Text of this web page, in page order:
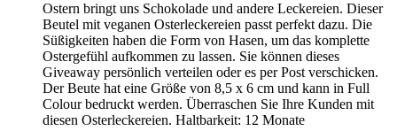
Ostern bringt uns Schokolade und andere Leckereien. Dieser
Beutel mit veganen Osterleckereien passt perfekt dazu. Die
Süßigkeiten haben die Form von Hasen, um das komplette
Ostergefühl aufkommen zu lassen. Sie können dieses
Giveaway persönlich verteilen oder es per Post verschicken.
Der Beute hat eine Größe von 8,5 x 6 cm und kann in Full
Colour bedruckt werden. Überraschen Sie Ihre Kunden mit
diesen Osterleckereien. Haltbarkeit: 12 Monate